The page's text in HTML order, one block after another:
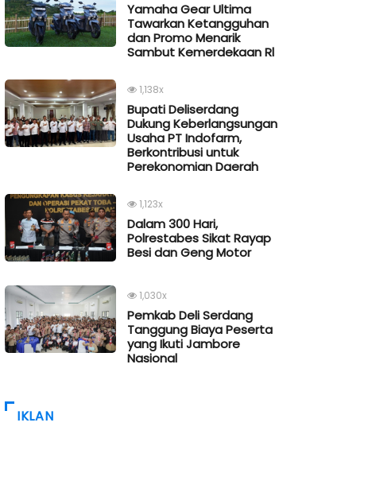
Yamaha Gear Ultima
Tawarkan Ketangguhan
dan Promo Menarik
Sambut Kemerdekaan Rl
1,138x
Bupati Deliserdang
Dukung Keberlangsungan
Usaha PT Indofarm,
Berkontribusi untuk
Perekonomian Daerah
1,123x
Dalam 300 Hari,
Polrestabes Sikat Rayap
Besi dan Geng Motor
1,030x
Pemkab Deli Serdang
Tanggung Biaya Peserta
yang Ikuti Jambore
Nasional
IKLAN